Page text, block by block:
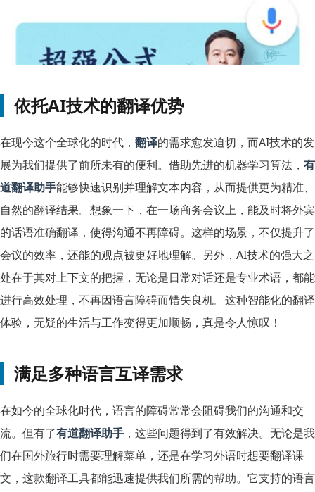
依托AI技术的翻译优势
在现今这个全球化的时代， 翻译的需求愈发迫切，而AI技术的发
展为我们提供了前所未有的便利。借助先进的机器学习算法， 有
道翻译助手能够快速识别并理解文本内容，从而提供更为精准、
自然的翻译结果。想象一下，在一场商务会议上，能及时将外宾
的话语准确翻译，使得沟通不再障碍。这样的场景，不仅提升了
会议的效率，还能的观点被更好地理解。另外，AI技术的强大之
处在于其对上下文的把握，无论是日常对话还是专业术语，都能
进行高效处理，不再因语言障碍而错失良机。这种智能化的翻译
体验，无疑的生活与工作变得更加顺畅，真是令人惊叹！
满足多种语言互译需求
在如今的全球化时代，语言的障碍常常会阻碍我们的沟通和交
流。但有了有道翻译助手 ，这些问题得到了有效解决。无论是我
们在国外旅行时需要理解菜单，还是在学习外语时想要翻译课
文，这款翻译工具都能迅速提供我们所需的帮助。它支持的语言